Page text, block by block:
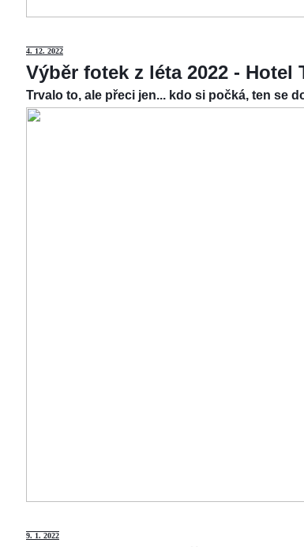
4. 12. 2022
Výběr fotek z léta 2022 -
Trvalo to, ale přeci jen... kdo si počká, ten se
9. 1. 2022